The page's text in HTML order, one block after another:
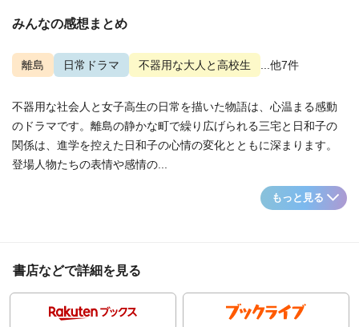
みんなの感想まとめ
離島 日常ドラマ 不器用な大人と高校生 ...他7件
不器用な社会人と女子高生の日常を描いた物語は、心温まる感動
のドラマです。離島の静かな町で繰り広げられる三宅と日和子の
関係は、進学を控えた日和子の心情の変化とともに深まります。
登場人物たちの表情や感情の...
もっと見る
書店などで詳細を見る